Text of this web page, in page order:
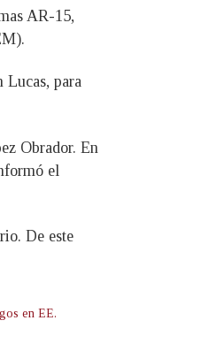
AR-15,
Lucas, para
Obrador. En
el
De este
en EE.